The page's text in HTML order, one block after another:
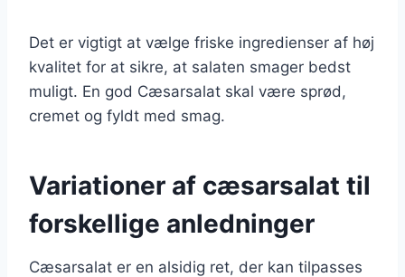
Det er vigtigt at vælge friske ingredienser af høj
kvalitet for at sikre, at salaten smager bedst
muligt. En god Cæsarsalat skal være sprød,
cremet og fyldt med smag.
Variationer af cæsarsalat til
forskellige anledninger
Cæsarsalat er en alsidig ret, der kan tilpasses